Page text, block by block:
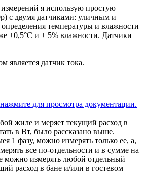
измерений я использую простую
с двумя датчиками: уличным и
температуры и влажности
±0,5°С и ± 5% влажности. Датчики
является датчик тока.
для просмотра документации.
жиле и меряет текущий расход в
в Вт, было рассказано выше.
1 фазу, можно измерять только ее, а,
все по-отдельности и в сумме на
можно измерять любой отдельный
расход в бане и/или в гостевом